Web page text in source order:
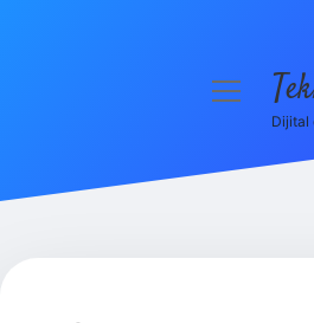
menüyü
Dijital